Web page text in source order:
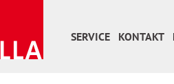
SERVICE
KONTAKT